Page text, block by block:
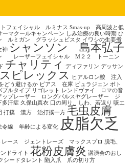
フェイシャル ルミナス Smas-up 高周波と低
マクールキャンペーン しみ治療の良い時期 ひ
ルミガン グラッシュビスタ イワシの生姜煮
神 シャンソン 島本弘子
レーザーフェイシャル M２２ トーニン
チャリティ ディファリン デッサン
ピレックス
ヒアルロン酸 注入
どう避けるか ピアス 在庫 ピュラジェン ボト
ブルタイプ リゴレット レンドヴァイ ロマの音
ップレーザー ロングパルスヤグレーザー ジ
汗症 久保山真衣 口の周り、しわ、若返り 咳エ
打撲 漢方 治打撲一方 毛虫皮膚
令線 年齢による変化
皮脂欠乏
ース ジェントレーズ マックスプロ
脱毛、
ドライト 花粉皮膚炎 講演会のおし
ードタレント 陥入爪 爪の切り方